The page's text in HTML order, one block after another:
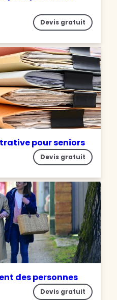
Devis gratuit
pour seniors
Devis gratuit
des personnes
Devis gratuit